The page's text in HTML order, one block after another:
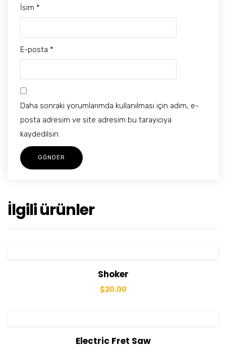
İsim *
E-posta *
Daha sonraki yorumlarımda kullanılması için adım, e-
posta adresim ve site adresim bu tarayıcıya
kaydedilsin.
İlgili ürünler
Shoker
$20.00
View DetailsElectric Fret Saw